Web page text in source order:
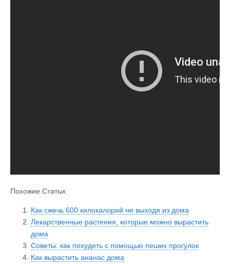
Похожие Статьи:
Как сжечь 600 килокалорий не выходя из дома
Лекарственные растения, которые можно вырастить
дома
Советы: как похудеть с помощью пеших прогулок
Как вырастить ананас дома